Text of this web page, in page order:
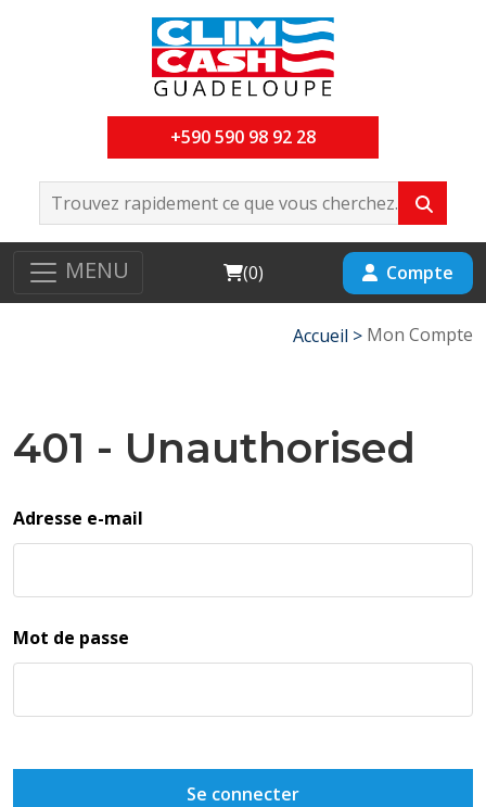
+590 590 98 92 28
MENU Cart
(0) Compte
Accueil > Mon Compte
401 - Unauthorised
Adresse e-mail
Mot de passe
Se connecter